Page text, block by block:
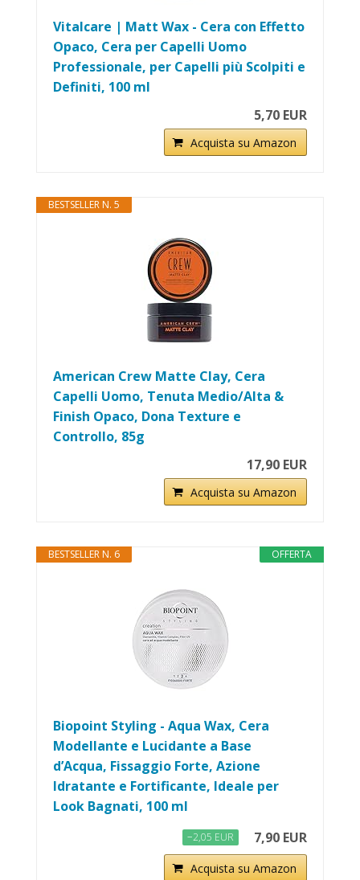
Vitalcare | Matt Wax - Cera con Effetto
Opaco, Cera per Capelli Uomo
Professionale, per Capelli più Scolpiti e
Definiti, 100 ml
5,70 EUR
Acquista su Amazon
BESTSELLER N. 5
American Crew Matte Clay, Cera
Capelli Uomo, Tenuta Medio/Alta &
Finish Opaco, Dona Texture e
Controllo, 85g
17,90 EUR
Acquista su Amazon
OFFERTA
BESTSELLER N. 6
Biopoint Styling - Aqua Wax, Cera
Modellante e Lucidante a Base
d’Acqua, Fissaggio Forte, Azione
Idratante e Fortificante, Ideale per
Look Bagnati, 100 ml
−2,05 EUR 7,90 EUR
Acquista su Amazon